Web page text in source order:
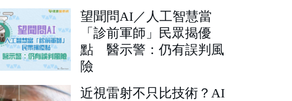
望聞問AI／人工智慧當
「診前軍師」民眾揭優
點 醫示警：仍有誤判風
險
近視雷射不只比技術？AI